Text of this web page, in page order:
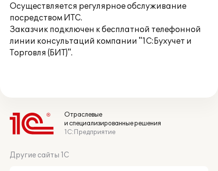
Осуществляется регулярное обслуживание
посредством ИТС.
Заказчик подключен к бесплатной телефонной
линии консультаций компании "1С:Бухучет и
Торговля (БИТ)".
Отраслевые
и специализированные решения
1С:Предприятие
Другие сайты 1С